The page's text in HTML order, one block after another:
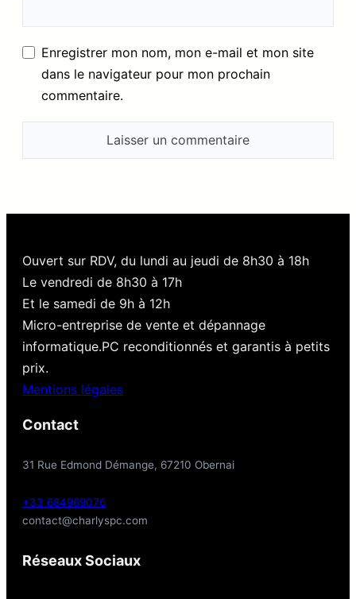
Enregistrer mon nom, mon e-mail et mon site
dans le navigateur pour mon prochain
commentaire.
Ouvert sur RDV, du lundi au jeudi de 8h30 à 18h
Le vendredi de 8h30 à 17h
Et le samedi de 9h à 12h
Micro-entreprise de vente et dépannage
informatique.PC reconditionnés et garantis à petits
prix.
Mentions légales
Contact
31 Rue Edmond Démange, 67210 Obernai
+33 684969076
contact@charlyspc.com
Réseaux Sociaux